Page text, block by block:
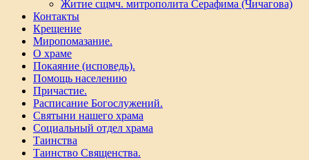
Житие сщмч. митрополита Серафима (Чичагова)
Контакты
Крещение
Миропомазание.
О храме
Покаяние (исповедь).
Помощь населению
Причастие.
Расписание Богослужений.
Святыни нашего храма
Социальный отдел храма
Таинства
Таинство Священства.